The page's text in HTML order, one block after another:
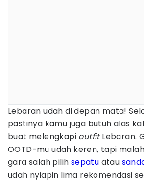
Lebaran udah di depan mata!
pastinya kamu juga butuh alas
buat melengkapi outfitLebaran.
OOTD-mu udah keren, tapi
gara salah pilih sepatu atau
udah nyiapin lima rekomendasi